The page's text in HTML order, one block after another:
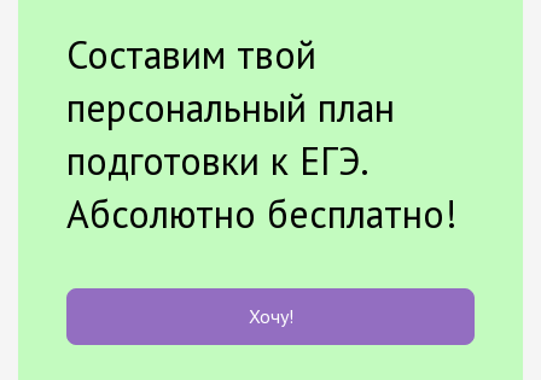
Составим твой
персональный план
подготовки к ЕГЭ.
Абсолютно бесплатно!
Хочу!